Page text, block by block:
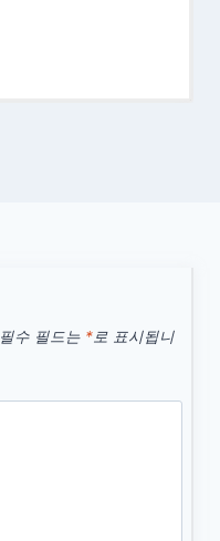
필수 필드는 *로 표시됩니